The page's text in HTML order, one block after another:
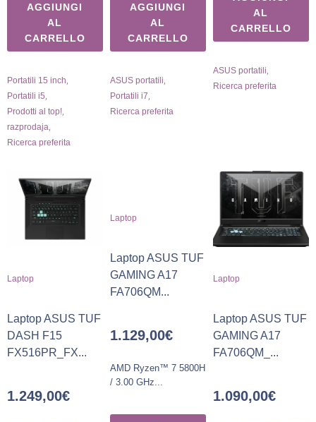
AGGIUNGI
AL
CARRELLO
Portatili 15 inch,
Portatili i5,
Prodotti al top!,
razprodaja,
Ricerca preferita
AGGIUNGI
AL
CARRELLO
ASUS portatili,
Portatili i7,
Ricerca preferita
AL
CARRELLO
ASUS portatili
Ricerca preferita
Laptop
Laptop ASUS TUF
DASH F15
FX516PR_FX...
1.249,00€
Laptop
Laptop ASUS TUF
GAMING A17
FA706QM...
1.129,00€
AMD Ryzen™ 7 5800H
/ 3.00 GHz...
Laptop
Laptop ASUS TUF
GAMING A17
FA706QM_...
1.090,00€